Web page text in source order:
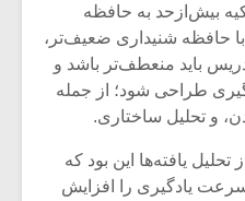
بیش‌ازحد به حافظه
حافظه شنیداری ضعیف‌تر،
باید منعطف‌تر باشد و
طراحی شود؛ از جمله
و تحلیل ساختاری.
تحلیل یافته‌ها این بود که
یادگیری را افزایش